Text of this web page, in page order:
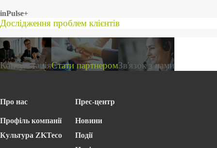
inPulse+
Дослідження проблем клієнтів
КонсультаціяСтати партнеромЗв'язок з нами
Про нас
Профіль компанії
Культура ZKTeco
Прес-центр
Новини
Події